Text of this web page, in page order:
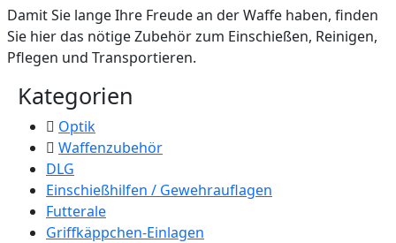
Damit Sie lange Ihre Freude an der Waffe haben, finden
Sie hier das nötige Zubehör zum Einschießen, Reinigen,
Pflegen und Transportieren.
Kategorien
Optik
Waffenzubehör
DLG
Einschießhilfen / Gewehrauflagen
Futterale
Griffkäppchen-Einlagen